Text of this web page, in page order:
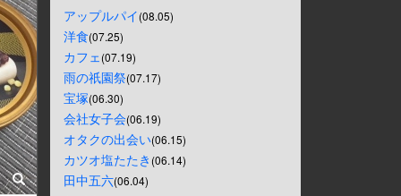
アップルパイ(08.05)
洋食(07.25)
カフェ(07.19)
雨の祇園祭(07.17)
宝塚(06.30)
会社女子会(06.19)
オタクの出会い(06.15)
カツオ塩たたき (06.14)
田中五六(06.04)